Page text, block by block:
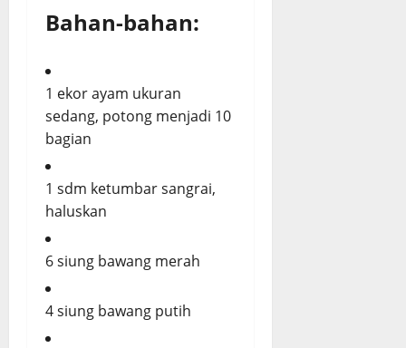
Bahan-bahan:
1 ekor ayam ukuran
sedang, potong menjadi 10
bagian
1 sdm ketumbar sangrai,
haluskan
6 siung bawang merah
4 siung bawang putih